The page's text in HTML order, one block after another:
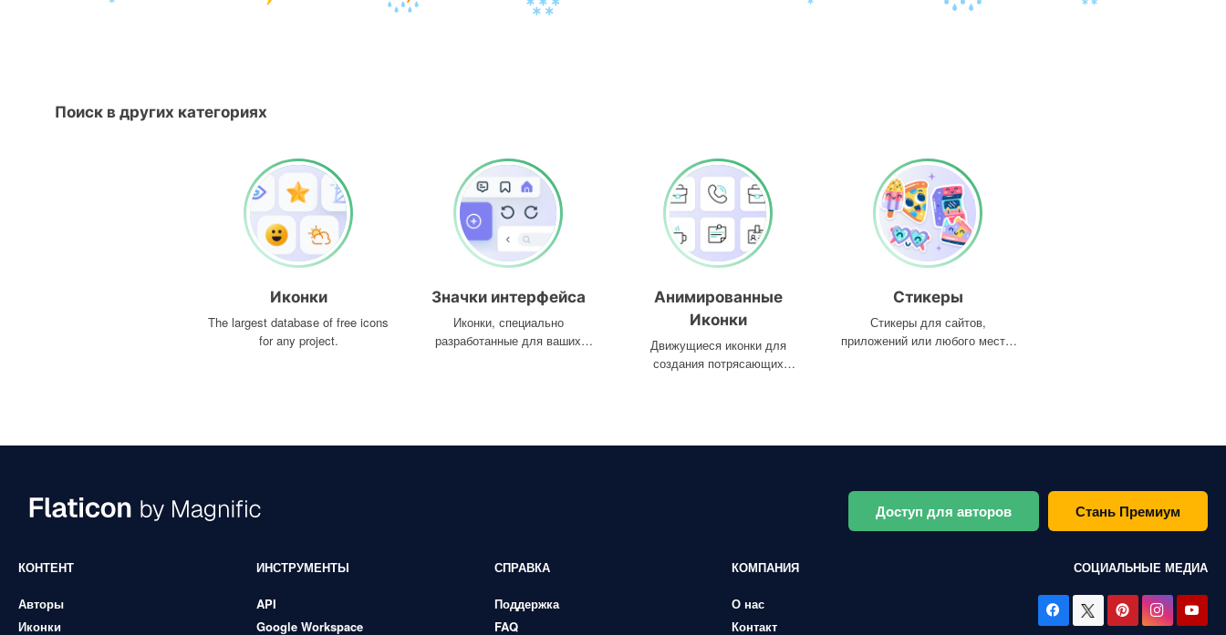
Поиск в других категориях
Иконки
The largest database of free icons
for any project.
Значки интерфейса
Иконки, специально
разработанные для ваших
Анимированные
Иконки
Движущиеся иконки для
создания потрясающих
Стикеры
Стикеры для сайтов,
приложений или любого места,
Доступ для авторов Стань Премиум
КОНТЕНТ
Авторы
Иконки
ИНСТРУМЕНТЫ
API
Google Workspace
СПРАВКА
Поддержка
FAQ
КОМПАНИЯ
О нас
Контакт
СОЦИАЛЬНЫЕ МЕДИА